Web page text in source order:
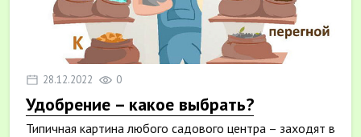
28.12.2022 0
Удобрение – какое выбрать?
Типичная картина любого садового центра – заходят в